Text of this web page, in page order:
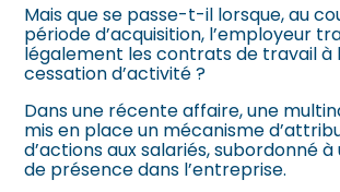
Mais que se passe-t-il lorsque, au
période d’acquisition, l’employeur
légalement les contrats de travail à
cessation d’activité ?
Dans une récente affaire, une
mis en place un mécanisme
d’actions aux salariés, subordonné
de présence dans l’entreprise.